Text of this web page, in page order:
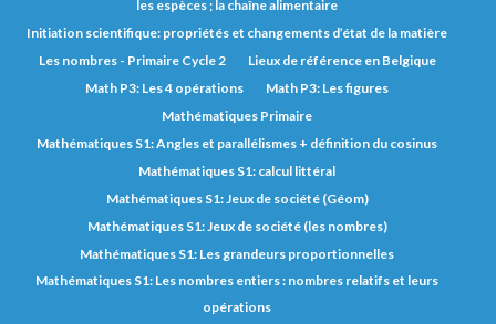
les espèces ; la chaîne alimentaire
Initiation scientifique: propriétés et changements d’état de la matière
Les nombres - Primaire Cycle 2
Lieux de référence en Belgique
Math P3: Les 4 opérations
Math P3: Les figures
Mathématiques Primaire
Mathématiques S1: Angles et parallélismes + définition du cosinus
Mathématiques S1: calcul littéral
Mathématiques S1: Jeux de société (Géom)
Mathématiques S1: Jeux de société (les nombres)
Mathématiques S1: Les grandeurs proportionnelles
Mathématiques S1: Les nombres entiers : nombres relatifs et leurs
opérations